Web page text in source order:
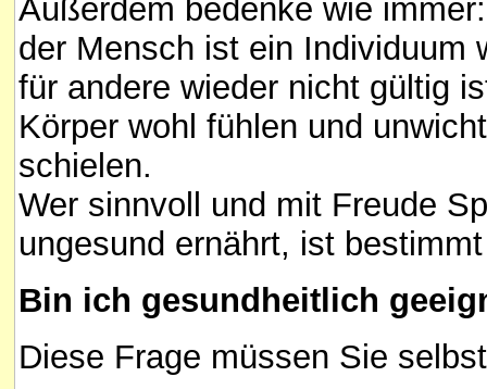
Außerdem bedenke wie
der Mensch ist ein Individuum
für andere wieder nicht gültig
Körper wohl fühlen und
schielen.
Wer sinnvoll und mit Freude
ungesund ernährt, ist
Bin ich gesundheitlich
Diese Frage müssen Sie